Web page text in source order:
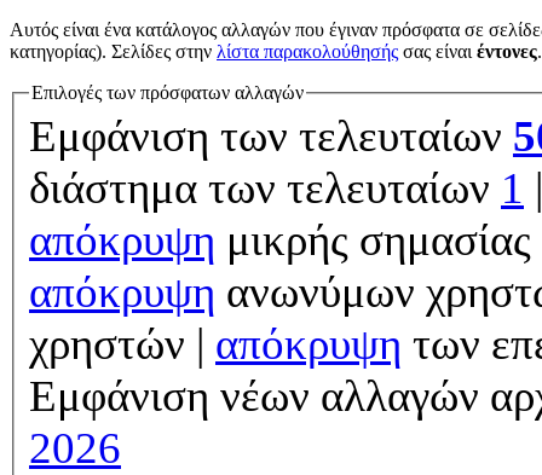
Αυτός είναι ένα κατάλογος αλλαγών που έγιναν πρόσφατα σε
κατηγορίας). Σελίδες στην λίστα παρακολούθησής σας είναι έντονες.
Επιλογές των πρόσφατων αλλαγών
Εμφάνιση των τελευταίων
διάστημα των τελευταίων 1
απόκρυψη μικρής
απόκρυψη ανωνύμων
χρηστών | απόκρυψη των
Εμφάνιση νέων αλλαγών
2026